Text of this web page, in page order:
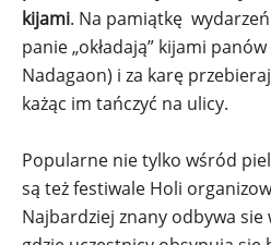
kijami. Na pamiątkę
panie „okładają” kijami panów
Nadagaon) i za karę
każąc im tańczyć na ulicy.
Popularne nie tylko wśród
są też festiwale Holi
Najbardziej znany odbywa sie